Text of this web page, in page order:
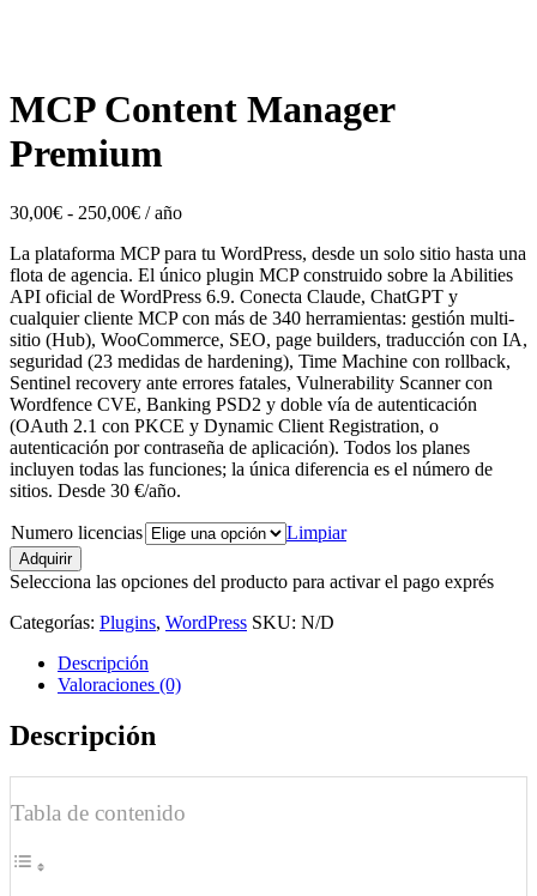
MCP Content Manager
Premium
30,00€ - 250,00€Rango
precios:
desde
30,00€
hasta
250,00€
/ año
La plataforma MCP para tu WordPress, desde un solo sitio hasta una
flota de agencia. El único plugin MCP construido sobre la Abilities
API oficial de WordPress 6.9. Conecta Claude, ChatGPT y
cualquier cliente MCP con más de 340 herramientas: gestión multi-
sitio (Hub), WooCommerce, SEO, page builders, traducción con IA,
seguridad (23 medidas de hardening), Time Machine con rollback,
Sentinel recovery ante errores fatales, Vulnerability Scanner con
Wordfence CVE, Banking PSD2 y doble vía de autenticación
(OAuth 2.1 con PKCE y Dynamic Client Registration, o
autenticación por contraseña de aplicación). Todos los planes
incluyen todas las funciones; la única diferencia es el número de
sitios. Desde 30 €/año.
Numero licencias
Limpiar
MCP
Content
Premium
Adquirir
Selecciona las opciones del producto para activar el pago exprés
Categorías: Plugins, WordPress SKU: N/D
Descripción
Valoraciones (0)
Descripción
Tabla de contenido